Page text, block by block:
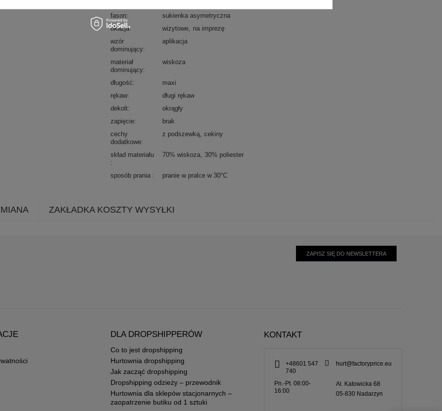
fason
sukienka asymetryczna
okazja
wizytowe
na imprezę
wzór
dominujący
aplikacja
materiał
dominujący
wiskoza
długość
maxi
rękaw
długi rękaw
dekolt
okrągły
zapięcie
brak
cechy
dodatkowe
z podszewką cekiny
skład materiału 70% wiskoza 30% poliester
sposób prania pranie w pralce w 30°C
ZAKŁADKA KOSZTY WYSYŁKI
ZAPISZ SIĘ DO NEWSLETTERA
DLA DROPSHIPPERÓW
Co to jest dropshipping
Hurtownia dropshipping
Jak zacząć dropshipping
Dropshipping odzieży – przewodnik
Hurtownia dla sklepów stacjonarnych –
zaopatrzenie butiku od 1 sztuki
KONTAKT
+48601 547
740
hurt@factoryprice.eu
Pn.-Pt. 08:00-
16:00
Al. Katowicka 68
05-830 Nadarzyn